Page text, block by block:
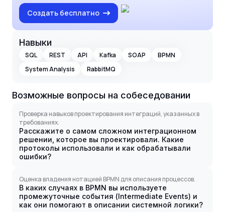
Создать бесплатно
Навыки
SQL REST API Kafka SOAP
BPMN
System Analysis
RabbitMQ
Возможные вопросы на собеседовании
Проверка навыков проектирования интеграций, указанных в
требованиях.
Расскажите о самом сложном интеграционном
решении, которое вы проектировали. Какие
протоколы использовали и как обрабатывали
ошибки?
Оценка владения нотацией BPMN для описания процессов.
В каких случаях в BPMN вы используете
промежуточные события (Intermediate Events) и
как они помогают в описании системной логики?